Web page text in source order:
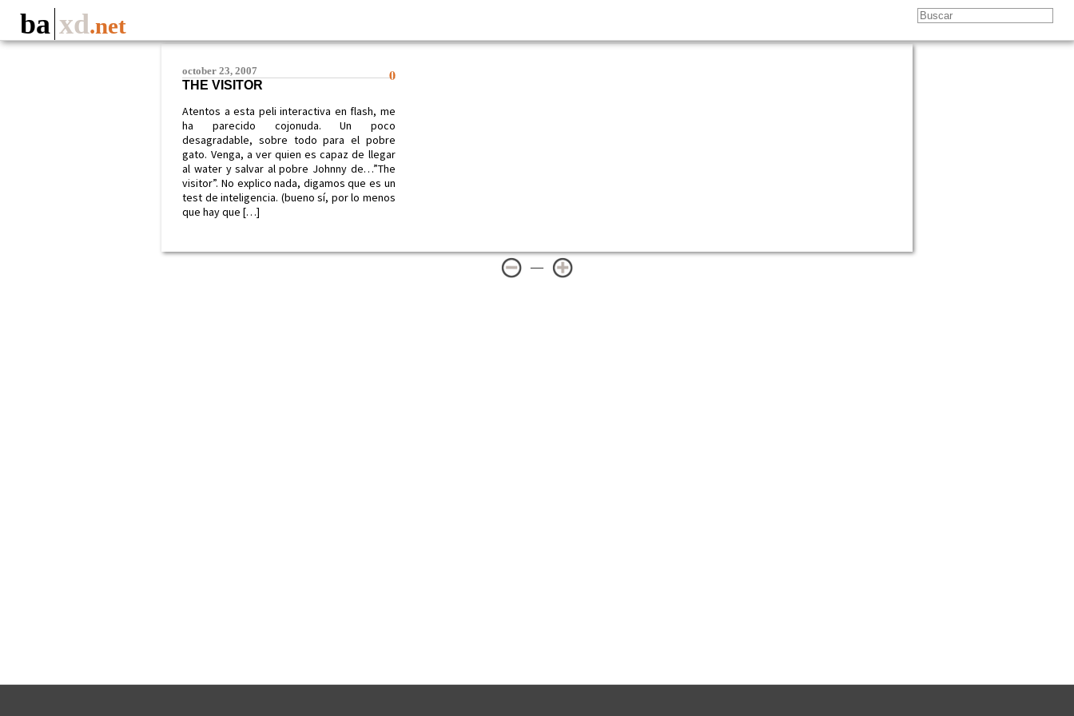
ba xd.net
0
october 23, 2007
THE VISITOR
Atentos a esta peli interactiva en flash, me
ha parecido cojonuda. Un poco
desagradable, sobre todo para el pobre
gato. Venga, a ver quien es capaz de llegar
al water y salvar al pobre Johnny de…”The
visitor”. No explico nada, digamos que es un
test de inteligencia. (bueno sí, por lo menos
que hay que […]
—